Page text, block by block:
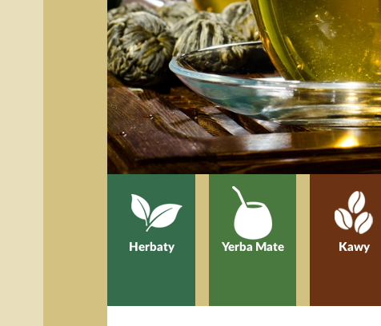
Herbaty Yerba Mate Kawy